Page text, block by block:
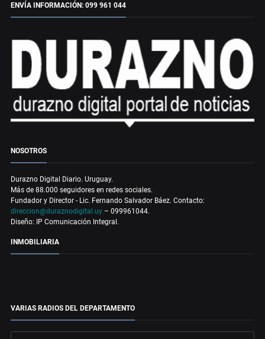
ENVÍA INFORMACIÓN: 099 961 044
NOSOTROS
Durazno Digital Diario. Uruguay.
Más de 88.000 seguidores en redes sociales.
Fundador y Director - Lic. Fernando Salvador Báez. Contacto:
direccion@duraznodigital.uy – 099961044.
Diseño: IP Comunicación Integral.
INMOBILIARIA
VARIAS RADIOS DEL DEPARTAMENTO